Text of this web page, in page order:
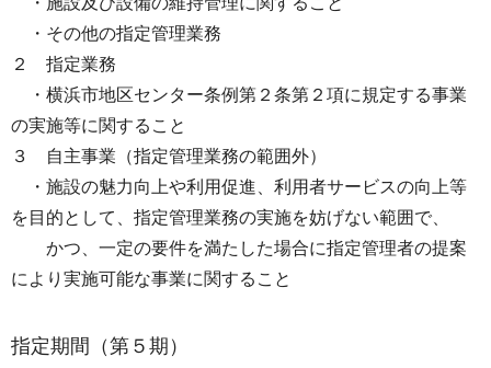
・その他の指定管理業務
２ 指定業務
・横浜市地区センター条例第２条第２項に規定する事業
の実施等に関すること
３ 自主事業（指定管理業務の範囲外）
・施設の魅力向上や利用促進、利用者サービスの向上等
を目的として、指定管理業務の実施を妨げない範囲で、
かつ、一定の要件を満たした場合に指定管理者の提案
により実施可能な事業に関すること
指定期間（第５期）